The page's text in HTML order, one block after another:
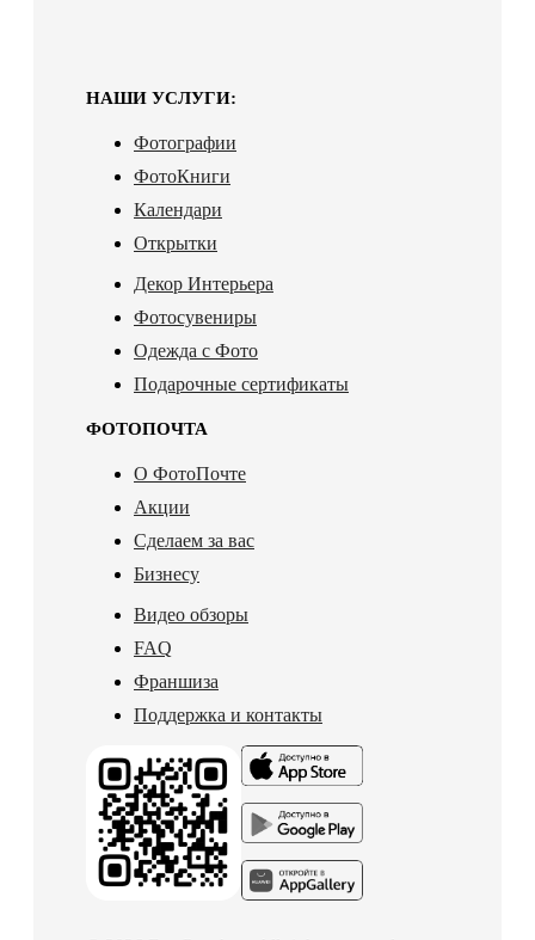
НАШИ УСЛУГИ:
Фотографии
ФотоКниги
Календари
Открытки
Декор Интерьера
Фотосувениры
Одежда с Фото
Подарочные сертификаты
ФОТОПОЧТА
О ФотоПочте
Акции
Сделаем за вас
Бизнесу
Видео обзоры
FAQ
Франшиза
Поддержка и контакты